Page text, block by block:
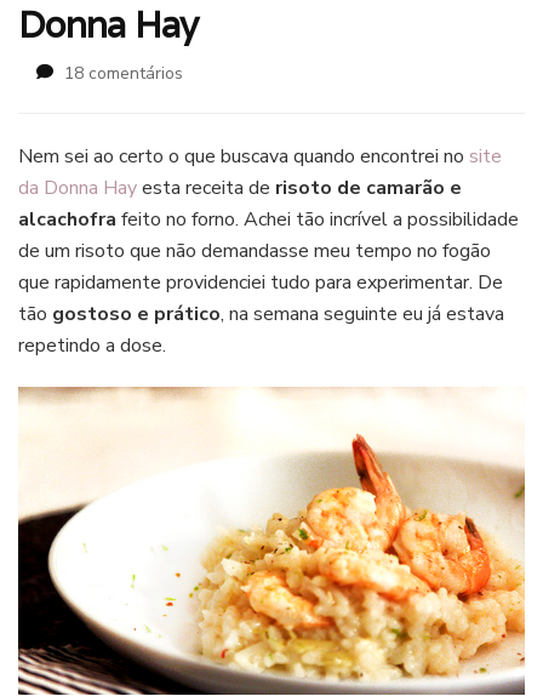
Donna Hay
18 comentários
camarão
alcachofra
feito
no
forno:
uma
receita
Hay
Nem sei ao certo o que buscava quando encontrei no site
da Donna Hayesta receita de risoto de camarão e
alcachofra feito no forno. Achei tão incrível a possibilidade
de um risoto que não demandasse meu tempo no fogão
que rapidamente providenciei tudo para experimentar. De
tão gostoso e prático, na semana seguinte eu já estava
repetindo a dose.